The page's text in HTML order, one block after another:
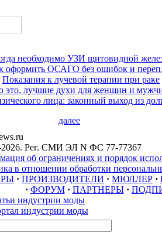
необходимо УЗИ щитовидной
оформить ОСАГО без ошибок и
Показания к лучевой терапии при раке
это, лучшие духи для женщин и
лица: законный выход из
далее
Рег. СМИ ЭЛ N ФС 77-77367
об ограничениях и порядок
в отношении обработки
· ПРОИЗВОДИТЕЛИ · МЮЛЛЕР ·
· ФОРУМ · ПАРТНЕРЫ ·
индустрии моды